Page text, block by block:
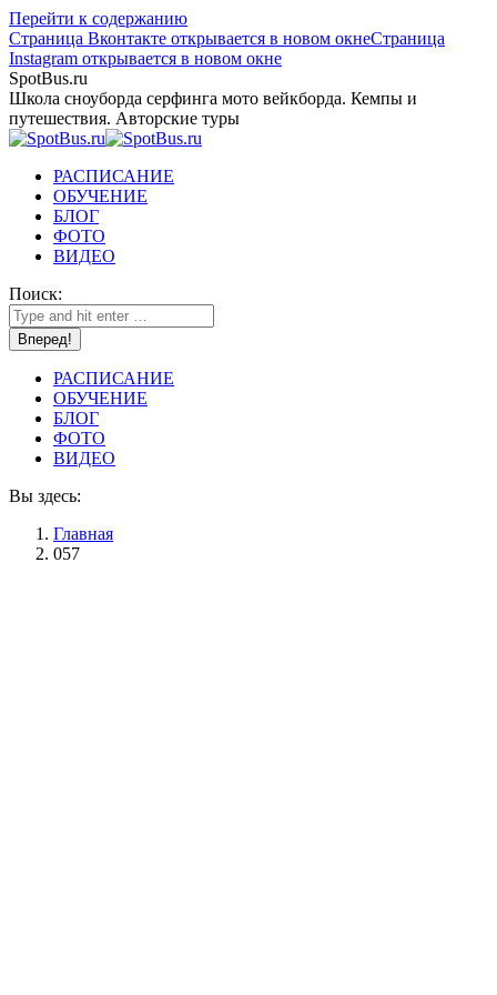
Перейти к содержанию
Страница Вконтакте открывается в новом окнеСтраница
Instagram открывается в новом окне
SpotBus.ru
Школа сноуборда серфинга мото вейкборда. Кемпы и
путешествия. Авторские туры
РАСПИСАНИЕ
ОБУЧЕНИЕ
БЛОГ
ФОТО
ВИДЕО
Поиск:
РАСПИСАНИЕ
ОБУЧЕНИЕ
БЛОГ
ФОТО
ВИДЕО
Вы здесь:
Главная
057